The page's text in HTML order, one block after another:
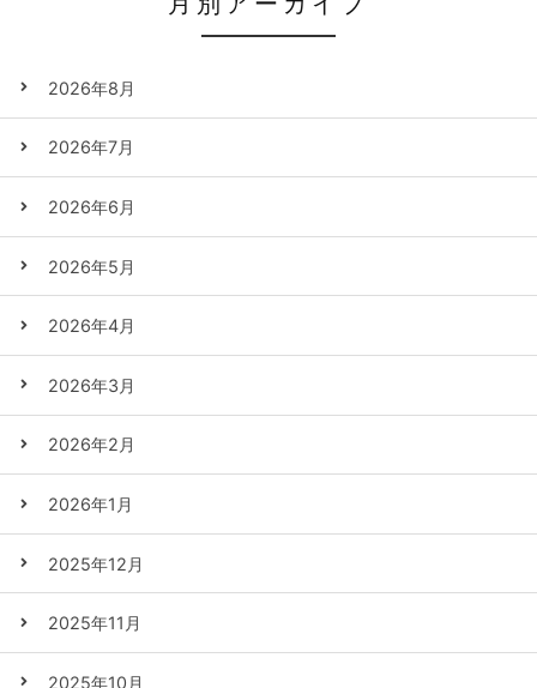
2026年8月
2026年7月
2026年6月
2026年5月
2026年4月
2026年3月
2026年2月
2026年1月
2025年12月
2025年11月
2025年10月